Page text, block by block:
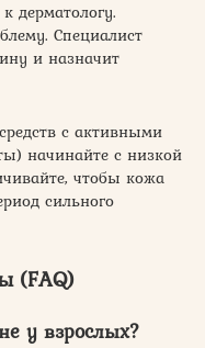
дерматологу.
Специалист
и назначит
с активными
начинайте с низкой
чтобы кожа
сильного
(FAQ)
у взрослых?